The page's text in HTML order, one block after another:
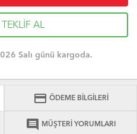
AL
Salı günü kargoda.
credit_card ÖDEME BİLGİLERİ
comment MÜŞTERİ YORUMLARI